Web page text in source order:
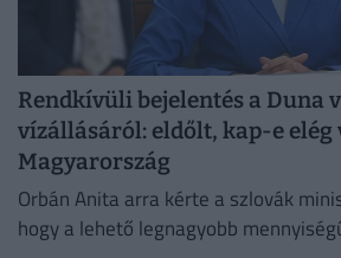
Rendkívüli bejelentés a Duna
vízállásáról: eldőlt, kap-e elég
Magyarország
Orbán Anita arra kérte a szlovák
hogy a lehető legnagyobb